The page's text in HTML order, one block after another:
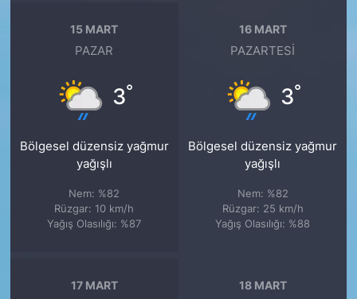
15 MART
PAZAR
3°
Bölgesel düzensiz yağmur
yağışlı
Nem: %82
Rüzgar: 10 km/h
Yağış Olasılığı: %87
16 MART
PAZARTESI
3°
Bölgesel düzensiz yağmur
yağışlı
Nem: %82
Rüzgar: 25 km/h
Yağış Olasılığı: %88
17 MART 18 MART